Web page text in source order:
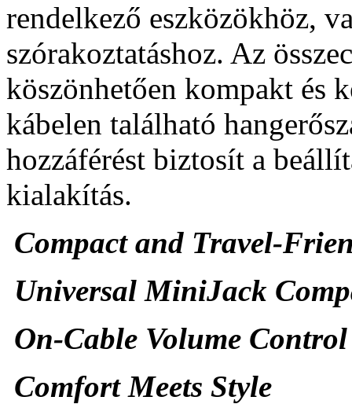
rendelkező eszközökhöz,
szórakoztatáshoz. Az
köszönhetően kompakt és
kábelen található
hozzáférést biztosít a
kialakítás.
Compact and Travel-
Universal MiniJack
On-Cable Volume Control
Comfort Meets Style